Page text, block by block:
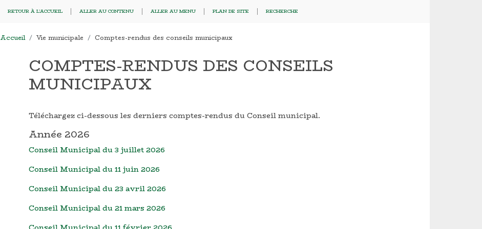
RETOUR À L'ACCUEIL ALLER AU CONTENU ALLER AU MENU PLAN DE SITE RECHERCHE
Accueil Vie municipale Comptes-rendus des conseils municipaux
COMPTES-RENDUS DES CONSEILS
MUNICIPAUX
Téléchargez ci-dessous les derniers comptes-rendus du Conseil municipal.
Année 2026
Conseil Municipal du 3 juillet 2026
Conseil Municipal du 11 juin 2026
Conseil Municipal du 23 avril 2026
Conseil Municipal du 21 mars 2026